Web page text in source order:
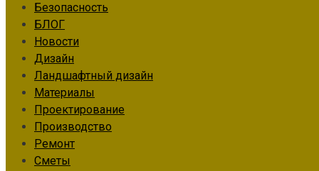
Безопасность
БЛОГ
Новости
Дизайн
Ландшафтный дизайн
Материалы
Проектирование
Производство
Ремонт
Сметы